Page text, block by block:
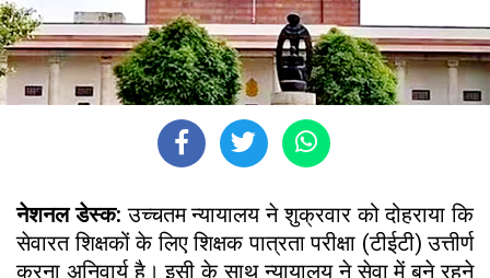
नेशनल डेस्क:उच्चतम न्यायालय ने शुक्रवार को दोहराया कि
सेवारत शिक्षकों के लिए शिक्षक पात्रता परीक्षा (टीईटी) उत्तीर्ण
करना अनिवार्य है। इसी के साथ न्यायालय ने सेवा में बने रहने